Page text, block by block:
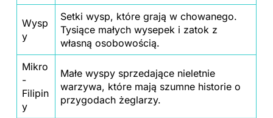
Wysp
y
Setki wysp, które grają w chowanego.
Tysiące małych wysepek i zatok z
własną osobowością.
Mikro
-
Filipin
y
Małe wyspy sprzedające nieletnie
warzywa, które mają szumne historie o
przygodach żeglarzy.